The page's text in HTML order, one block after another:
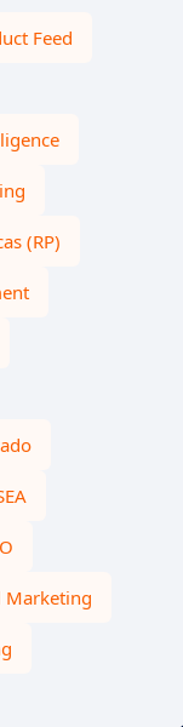
Feed
(RP)
Marketing